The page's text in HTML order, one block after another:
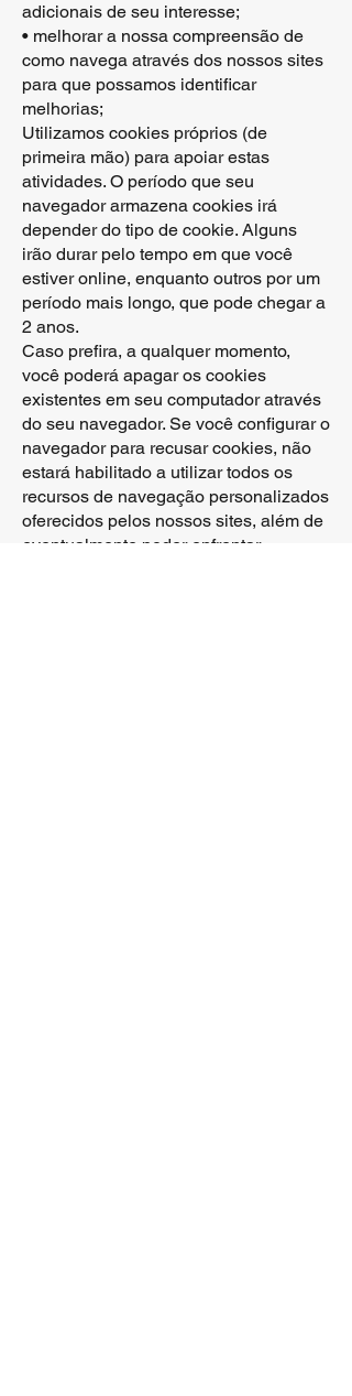
adicionais de seu interesse;
• melhorar a nossa compreensão de
como navega através dos nossos sites
para que possamos identificar
melhorias;
Utilizamos cookies próprios (de
primeira mão) para apoiar estas
atividades. O período que seu
navegador armazena cookies irá
depender do tipo de cookie. Alguns
irão durar pelo tempo em que você
estiver online, enquanto outros por um
período mais longo, que pode chegar a
2 anos.
Caso prefira, a qualquer momento,
você poderá apagar os cookies
existentes em seu computador através
do seu navegador. Se você configurar o
navegador para recusar cookies, não
estará habilitado a utilizar todos os
recursos de navegação personalizados
oferecidos pelos nossos sites, além de
eventualmente poder enfrentar